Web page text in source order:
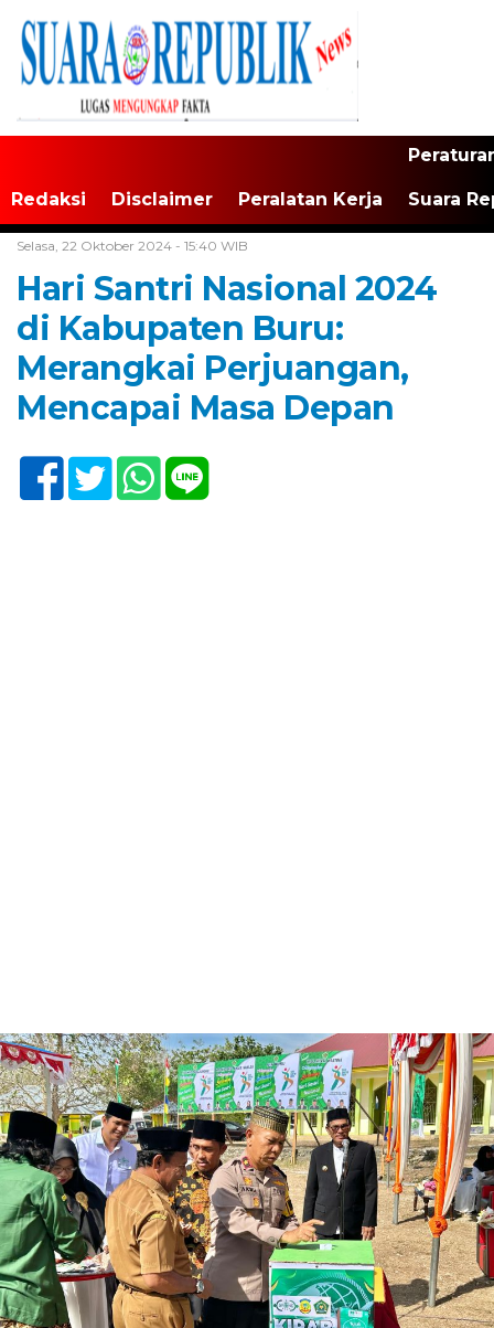
Redaksi Disclaimer Peralatan Kerja Suara
Selasa, 22 Oktober 2024 - 15:40 WIB
Hari Santri Nasional 2024
di Kabupaten Buru:
Merangkai Perjuangan,
Mencapai Masa Depan